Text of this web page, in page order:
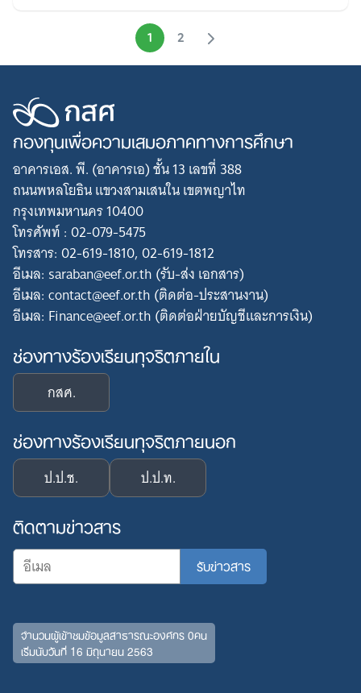
1 2
กองทุนเพื่อความเสมอภาคทางการศึกษา
อาคารเอส. พี. (อาคารเอ) ชั้น 13 เลขที่ 388
ถนนพหลโยธิน แขวงสามเสนใน เขตพญาไท
กรุงเทพมหานคร 10400
โทรศัพท์ : 02-079-5475
โทรสาร: 02-619-1810, 02-619-1812
อีเมล: saraban@eef.or.th (รับ-ส่ง เอกสาร)
อีเมล: contact@eef.or.th (ติดต่อ-ประสานงาน)
อีเมล: Finance@eef.or.th (ติดต่อฝ่ายบัญชีและการเงิน)
ช่องทางร้องเรียนทุจริตภายใน
กสศ.
ช่องทางร้องเรียนทุจริตภายนอก
ป.ป.ช. ป.ป.ท.
ติดตามข่าวสาร
จำนวนผู้เข้าชมข้อมูลสาธารณะองค์กร 0คน
เริ่มนับวันที่ 16 มิถุนายน 2563